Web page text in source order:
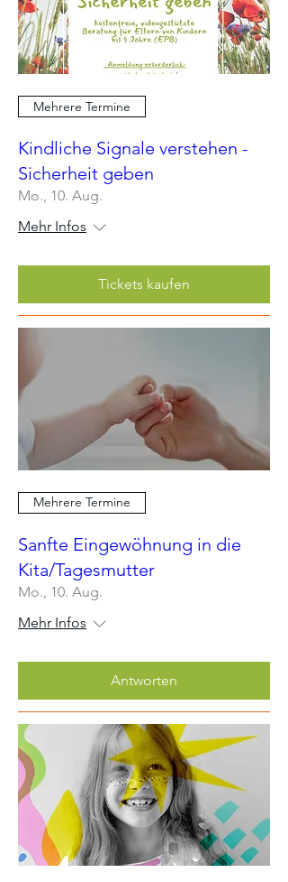
Mehrere Termine
Kindliche Signale verstehen -
Sicherheit geben
Mo., 10. Aug.
Mehr Infos
Tickets kaufen
Mehrere Termine
Sanfte Eingewöhnung in die
Kita/Tagesmutter
Mo., 10. Aug.
Mehr Infos
Antworten